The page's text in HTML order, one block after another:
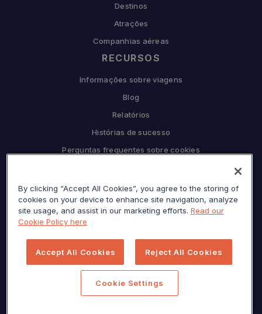
Destinos
Atrações
Companhias aéreas
RECURSOS
Informações sobre viagens
Blog
Relatórios
Histórias de sucesso
Perguntas frequentes sobre cookies
Por que Sojern
Prensa
Centro de privacidade
By clicking “Accept All Cookies”, you agree to the storing of
cookies on your device to enhance site navigation, analyze
site usage, and assist in our marketing efforts. Read our
Cookie Policy here
Accept All Cookies Reject All Cookies
Cookie Settings